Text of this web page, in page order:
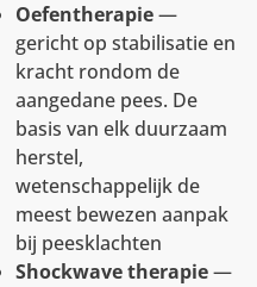
Oefentherapie—
gericht op stabilisatie en
kracht rondom de
aangedane pees. De
basis van elk duurzaam
herstel,
wetenschappelijk de
meest bewezen aanpak
bij peesklachten
Shockwave therapie—